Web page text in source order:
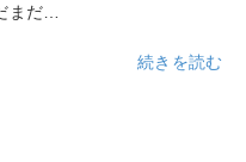
まだ…
続きを読む